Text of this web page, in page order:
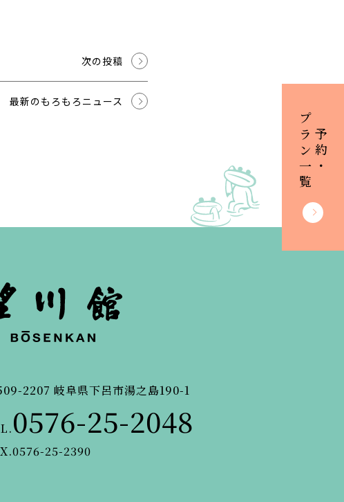
ご予約・
プラン一覧
次の投稿
最新のもろもろニュース
2207 岐阜県下呂市湯之島190-1
0576-25-2048
25-2390